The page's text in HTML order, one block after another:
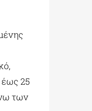
έως 25
των